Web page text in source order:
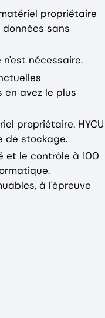
propriétaire
sans
nécessaire.
avez le plus
propriétaire. HYCU
de stockage.
et le contrôle à 100
à l'épreuve